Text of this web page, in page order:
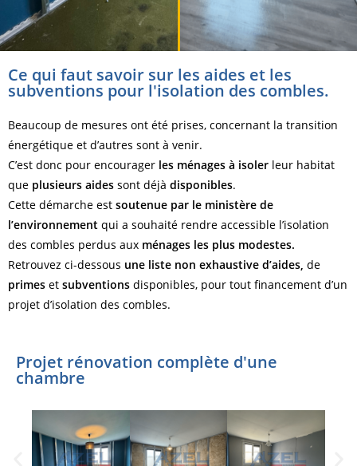
Ce qui faut savoir sur les aides et les
subventions pour l'isolation des combles.
Beaucoup de mesures ont été prises, concernant la transition
énergétique et d’autres sont à venir.
C’est donc pour encourager les ménages à isoler leur habitat
que plusieurs aides sont déjà disponibles.
Cette démarche est soutenue par le ministère de
l’environnement qui a souhaité rendre accessible l’isolation
des combles perdus aux ménages les plus modestes.
Retrouvez ci-dessous une liste non exhaustive d’aides, de
primes et subventions disponibles, pour tout financement d’un
projet d’isolation des combles.
Projet rénovation complète d'une
chambre